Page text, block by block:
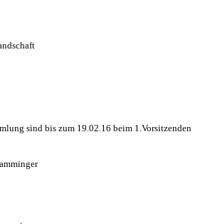
sind bis zum 19.02.16 beim 1.Vorsitzenden